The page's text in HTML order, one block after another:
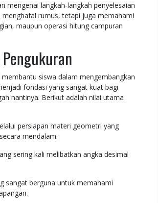
mengenai langkah-langkah penyelesaian
rumus, tetapi juga memahami
maupun operasi hitung campuran
siswa dalam mengembangkan
fondasi yang sangat kuat bagi
nantinya. Berikut adalah nilai utama
persiapan materi geometri yang
mendalam.
sering kali melibatkan angka desimal
sangat berguna untuk memahami